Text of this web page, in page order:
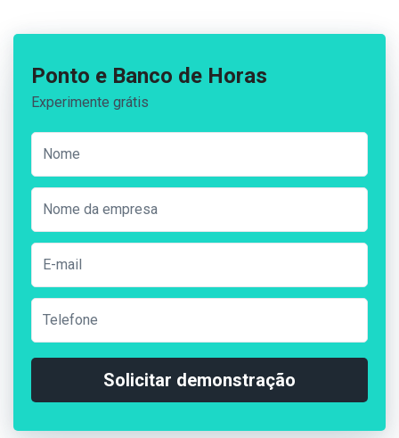
Ponto e Banco de Horas
Experimente grátis
Solicitar demonstração